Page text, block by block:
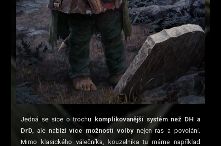
Jedná se sice o trochu komplikovanější systém než DH a
DrD, ale nabízívíce možností volbynejen ras a povolání.
Mimo klasického válečníka, kouzelníka tu máme například